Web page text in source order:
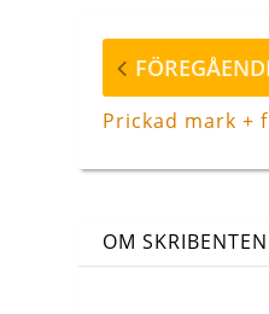
Föregående
inlägg
Prickad mark +
OM SKRIBENTEN